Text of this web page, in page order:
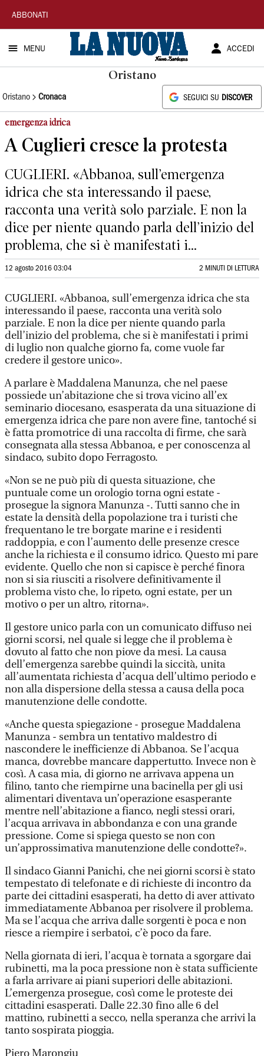
La
Nuova
Sardegna
ABBONATI
MENU ACCEDI
Oristano
Oristano Cronaca SEGUICI SU DISCOVER
emergenza idrica
A Cuglieri cresce la protesta
CUGLIERI. «Abbanoa, sull’emergenza
idrica che sta interessando il paese,
racconta una verità solo parziale. E non la
dice per niente quando parla dell’inizio del
problema, che si è manifestati i...
12 agosto 2016 03:04 2 MINUTI DI LETTURA
CUGLIERI. «Abbanoa, sull’emergenza idrica che sta
interessando il paese, racconta una verità solo
parziale. E non la dice per niente quando parla
dell’inizio del problema, che si è manifestati i primi
di luglio non qualche giorno fa, come vuole far
credere il gestore unico».
A parlare è Maddalena Manunza, che nel paese
possiede un’abitazione che si trova vicino all’ex
seminario diocesano, esasperata da una situazione di
emergenza idrica che pare non avere fine, tantoché si
è fatta promotrice di una raccolta di firme, che sarà
consegnata alla stessa Abbanoa, e per conoscenza al
sindaco, subito dopo Ferragosto.
«Non se ne può più di questa situazione, che
puntuale come un orologio torna ogni estate -
prosegue la signora Manunza -. Tutti sanno che in
estate la densità della popolazione tra i turisti che
frequentano le tre borgate marine e i residenti
raddoppia, e con l’aumento delle presenze cresce
anche la richiesta e il consumo idrico. Questo mi pare
evidente. Quello che non si capisce è perché finora
non si sia riusciti a risolvere definitivamente il
problema visto che, lo ripeto, ogni estate, per un
motivo o per un altro, ritorna».
Il gestore unico parla con un comunicato diffuso nei
giorni scorsi, nel quale si legge che il problema è
dovuto al fatto che non piove da mesi. La causa
dell’emergenza sarebbe quindi la siccità, unita
all’aumentata richiesta d’acqua dell’ultimo periodo e
non alla dispersione della stessa a causa della poca
manutenzione delle condotte.
«Anche questa spiegazione - prosegue Maddalena
Manunza - sembra un tentativo maldestro di
nascondere le inefficienze di Abbanoa. Se l’acqua
manca, dovrebbe mancare dappertutto. Invece non è
così. A casa mia, di giorno ne arrivava appena un
filino, tanto che riempirne una bacinella per gli usi
alimentari diventava un’operazione esasperante
mentre nell’abitazione a fianco, negli stessi orari,
l’acqua arrivava in abbondanza e con una grande
pressione. Come si spiega questo se non con
un’approssimativa manutenzione delle condotte?».
Il sindaco Gianni Panichi, che nei giorni scorsi è stato
tempestato di telefonate e di richieste di incontro da
parte dei cittadini esasperati, ha detto di aver attivato
immediatamente Abbanoa per risolvere il problema.
Ma se l’acqua che arriva dalle sorgenti è poca e non
riesce a riempire i serbatoi, c’è poco da fare.
Nella giornata di ieri, l’acqua è tornata a sgorgare dai
rubinetti, ma la poca pressione non è stata sufficiente
a farla arrivare ai piani superiori delle abitazioni.
L’emergenza prosegue, così come le proteste dei
cittadini esasperati. Dalle 22.30 fino alle 6 del
mattino, rubinetti a secco, nella speranza che arrivi la
tanto sospirata pioggia.
Piero Marongiu